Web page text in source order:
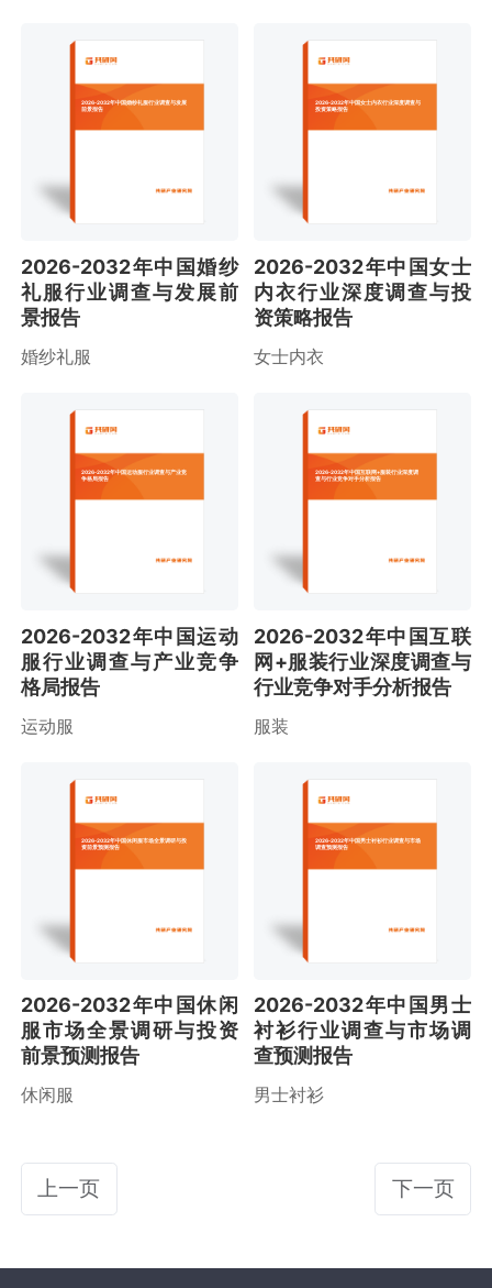
2026-2032年中国婚纱礼服行业调查与发展
前景报告
2026-2032年中国婚纱
礼服行业调查与发展前
景报告
婚纱礼服
2026-2032年中国女士内衣行业深度调查与
投资策略报告
2026-2032年中国女士
内衣行业深度调查与投
资策略报告
女士内衣
2026-2032年中国运动服行业调查与产业竞
争格局报告
2026-2032年中国运动
服行业调查与产业竞争
格局报告
运动服
2026-2032年中国互联网+服装行业深度调
查与行业竞争对手分析报告
2026-2032年中国互联
网+服装行业深度调查与
行业竞争对手分析报告
服装
2026-2032年中国休闲服市场全景调研与投
资前景预测报告
2026-2032年中国休闲
服市场全景调研与投资
前景预测报告
休闲服
2026-2032年中国男士衬衫行业调查与市场
调查预测报告
2026-2032年中国男士
衬衫行业调查与市场调
查预测报告
男士衬衫
上一页 下一页